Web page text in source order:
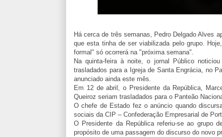
Há cerca de três semanas, Pedro Delgado Alves
que esta tinha de ser viabilizada pelo grupo.
formal" só ocorrerá na "próxima semana".
Na quinta-feira à noite, o jornal Público
trasladados para a Igreja de Santa Engrácia, no
anunciado ainda este mês.
Em 12 de abril, o Presidente da República,
Queiroz seriam trasladados para o Panteão
O chefe de Estado fez o anúncio quando
sociais da CIP – Confederação Empresarial de
O Presidente da República referiu-se ao grupo
propósito de uma passagem do discurso do novo